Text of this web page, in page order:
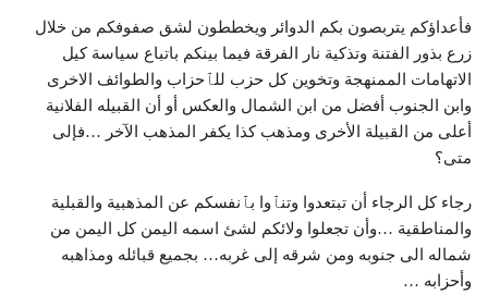
فأعداؤكم يتربصون بكم الدوائر ويخططون لشق صفوفكم من خلال
زرع بذور الفتنة وتذكية نار الفرقة فيما بينكم باتباع سياسة كيل
الاتهامات الممنهجة وتخوين كل حزب للٱحزاب والطوائف الاخرى
وابن الجنوب أفضل من ابن الشمال والعكس أو أن القبيله الفلانية
أعلى من القبيلة الأخرى ومذهب كذا يكفر المذهب الآخر …فإلى
متى؟
رجاء كل الرجاء أن تبتعدوا وتنٱوا بٱنفسكم عن المذهبية والقبلية
والمناطقية …وأن تجعلوا ولائكم لشئ اسمه اليمن كل اليمن من
شماله الى جنوبه ومن شرقه إلى غربه… بجميع قبائله ومذاهبه
وأحزابه …